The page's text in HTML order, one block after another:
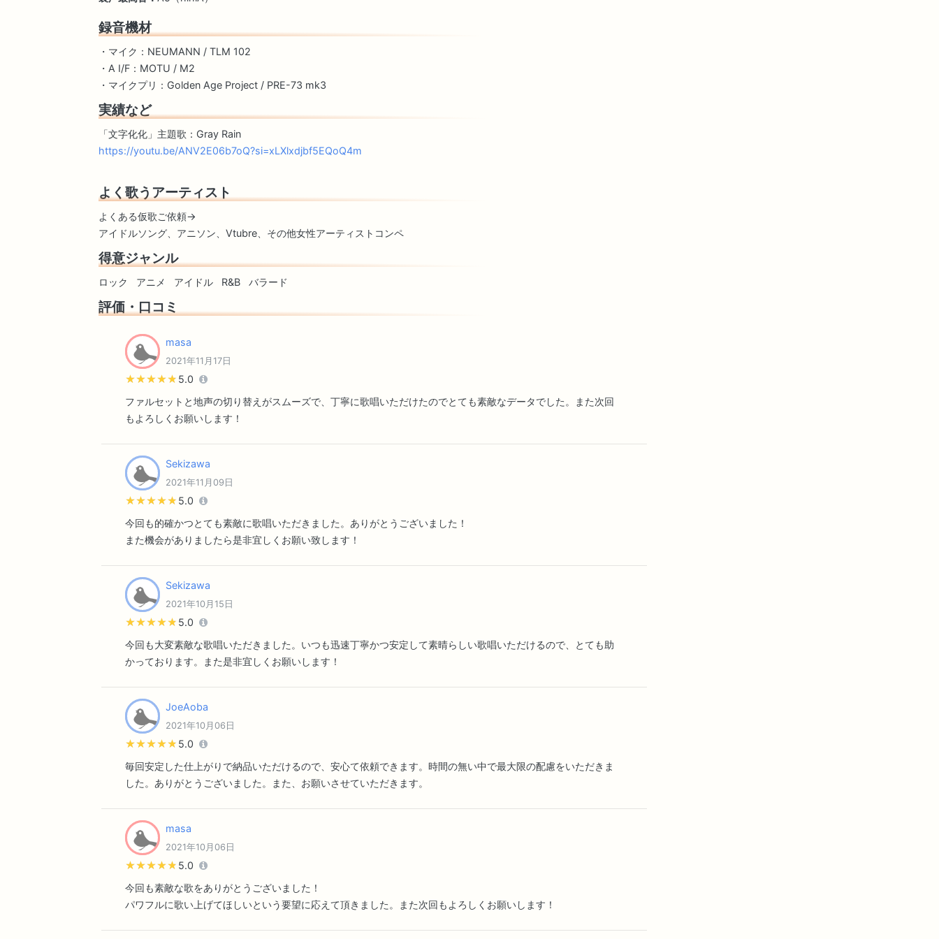
録音機材
・マイク：NEUMANN / TLM 102
・A I/F：MOTU / M2
・マイクプリ：Golden Age Project / PRE-73 mk3
実績など
「文字化化」主題歌：Gray Rain
https://youtu.be/ANV2E06b7oQ?si=xLXlxdjbf5EQoQ4m
よく歌うアーティスト
よくある仮歌ご依頼→
アイドルソング、アニソン、Vtubre、その他女性アーティストコンペ
得意ジャンル
ロック アニメ アイドル R&B バラード
評価・口コミ
masa
2021年11月17日
★★★★★
★★★★★ 5.0
ファルセットと地声の切り替えがスムーズで、丁寧に歌唱いただけたのでとても素敵なデータでした。また次回
もよろしくお願いします！
Sekizawa
2021年11月09日
★★★★★
★★★★★ 5.0
今回も的確かつとても素敵に歌唱いただきました。ありがとうございました！
また機会がありましたら是非宜しくお願い致します！
Sekizawa
2021年10月15日
★★★★★
★★★★★ 5.0
今回も大変素敵な歌唱いただきました。いつも迅速丁寧かつ安定して素晴らしい歌唱いただけるので、とても助
かっております。また是非宜しくお願いします！
JoeAoba
2021年10月06日
★★★★★
★★★★★ 5.0
毎回安定した仕上がりで納品いただけるので、安心て依頼できます。時間の無い中で最大限の配慮をいただきま
した。ありがとうございました。また、お願いさせていただきます。
masa
2021年10月06日
★★★★★
★★★★★ 5.0
今回も素敵な歌をありがとうございました！
パワフルに歌い上げてほしいという要望に応えて頂きました。また次回もよろしくお願いします！